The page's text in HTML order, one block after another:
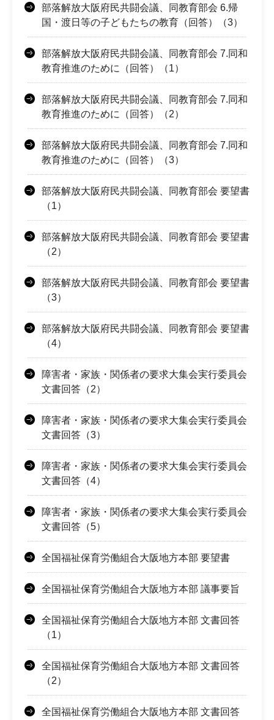
部落解放大阪府民共闘会議、同教育部会 6.帰
国・渡日等の子どもたちの教育（回答）（3）
部落解放大阪府民共闘会議、同教育部会 7.同和
教育推進のために（回答）（1）
部落解放大阪府民共闘会議、同教育部会 7.同和
教育推進のために（回答）（2）
部落解放大阪府民共闘会議、同教育部会 7.同和
教育推進のために（回答）（3）
部落解放大阪府民共闘会議、同教育部会 要望書
（1）
部落解放大阪府民共闘会議、同教育部会 要望書
（2）
部落解放大阪府民共闘会議、同教育部会 要望書
（3）
部落解放大阪府民共闘会議、同教育部会 要望書
（4）
障害者・家族・関係者の要求大集会実行委員会
文書回答（2）
障害者・家族・関係者の要求大集会実行委員会
文書回答（3）
障害者・家族・関係者の要求大集会実行委員会
文書回答（4）
障害者・家族・関係者の要求大集会実行委員会
文書回答（5）
全国福祉保育労働組合大阪地方本部 要望書
全国福祉保育労働組合大阪地方本部 議事要旨
全国福祉保育労働組合大阪地方本部 文書回答
（1）
全国福祉保育労働組合大阪地方本部 文書回答
（2）
全国福祉保育労働組合大阪地方本部 文書回答